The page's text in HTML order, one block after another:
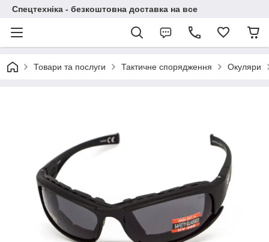
Спецтехніка - безкоштовна доставка на все
Товари та послуги Тактичне спорядження Окуляри